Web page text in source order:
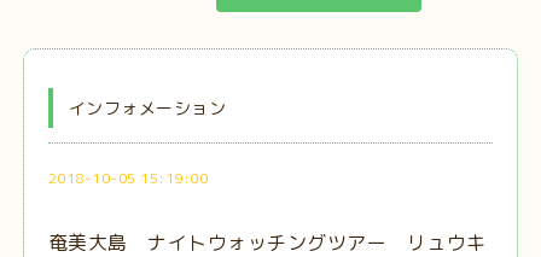
インフォメーション
2018-10-05 15:19:00
奄美大島 ナイトウォッチングツアー リュウキ